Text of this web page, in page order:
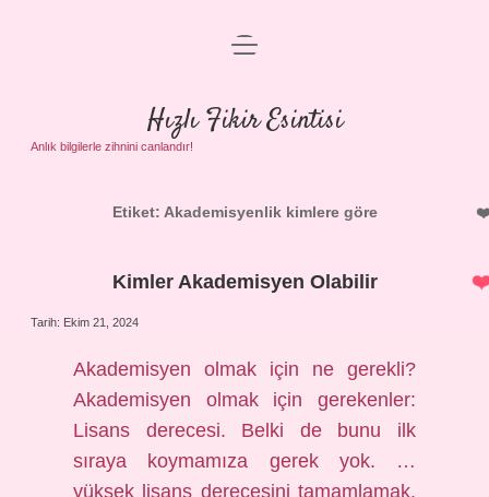
Anasayfa
menüyü
aç
Hızlı Fikir Esintisi
Anlık bilgilerle zihnini canlandır!
Etiket: Akademisyenlik kimlere göre
Kimler Akademisyen Olabilir
Tarih: Ekim 21, 2024
Akademisyen olmak için ne gerekli?
Akademisyen olmak için gerekenler:
Lisans derecesi. Belki de bunu ilk
sıraya koymamıza gerek yok. …
yüksek lisans derecesini tamamlamak.